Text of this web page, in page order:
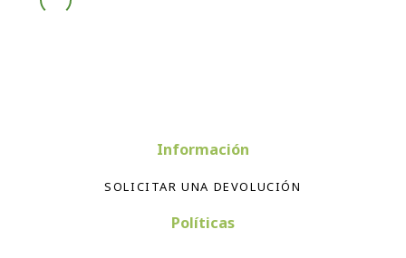
Información
SOLICITAR UNA DEVOLUCIÓN
Políticas